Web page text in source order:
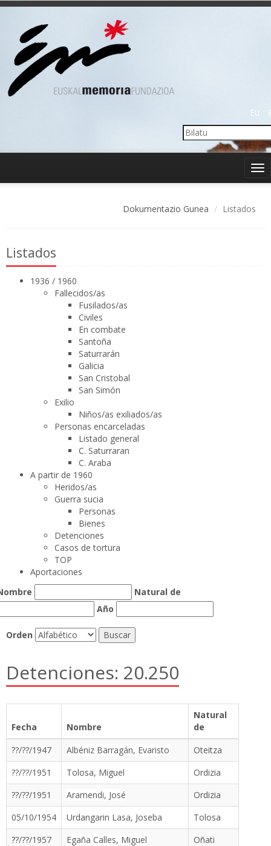
Eu
Dokumentazio Gunea Listados
Listados
1936 / 1960
Fallecidos/as
Fusilados/as
Civiles
En combate
Santoña
Saturrarán
Galicia
San Cristobal
San Simón
Exilio
Niños/as exiliados/as
Personas encarceladas
Listado general
C. Saturraran
C. Araba
A partir de 1960
Heridos/as
Guerra sucia
Personas
Bienes
Detenciones
Casos de tortura
TOP
Aportaciones
Natural de
Año
Orden
Detenciones: 20.250
Fecha Nombre
Natural
de
??/??/1947
Albéniz Barragán, Evaristo
Oteitza
??/??/1951
Tolosa, Miguel
Ordizia
??/??/1951
Aramendi, José
Ordizia
05/10/1954
Urdangarin Lasa, Joseba
Tolosa
??/??/1957
Egaña Calles, Miguel
Oñati